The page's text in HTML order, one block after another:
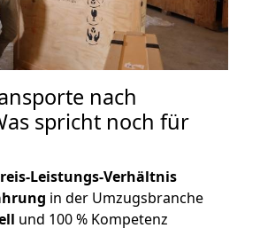
nach
spricht noch für
Leistungs-Verhältnis
in der Umzugsbranche
und 100 % Kompetenz